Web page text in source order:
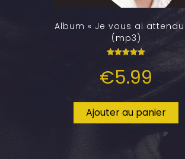
Album « Je vous ai
(mp3)
5.00
sur 5
€5.99
Ajouter au panier